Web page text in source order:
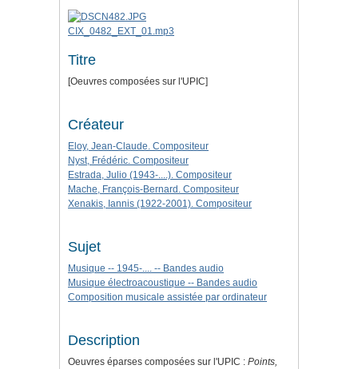
CIX_0482_EXT_01.mp3
Titre
[Oeuvres composées sur l'UPIC]
Créateur
Eloy, Jean-Claude. Compositeur
Nyst, Frédéric. Compositeur
Estrada, Julio (1943-....). Compositeur
Mache, François-Bernard. Compositeur
Xenakis, Iannis (1922-2001). Compositeur
Sujet
Musique -- 1945-.... -- Bandes audio
Musique électroacoustique -- Bandes audio
Composition musicale assistée par ordinateur
Description
Oeuvres éparses composées sur l'UPIC : Points,